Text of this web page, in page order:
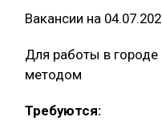
Вакансии на
Для работы в
методом
Требуются: